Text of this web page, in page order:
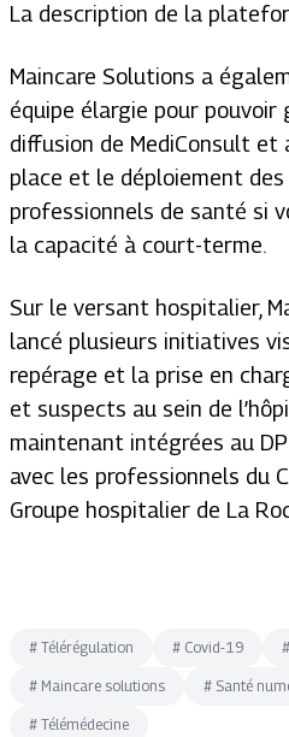
La description de la
Maincare Solutions a
équipe élargie pour pouvoir
diffusion de MediConsult et
place et le déploiement
professionnels de santé si
la capacité à court-terme.
Sur le versant hospitalier,
lancé plusieurs initiatives
repérage et la prise en
et suspects au sein de
maintenant intégrées au
avec les professionnels du
Groupe hospitalier de La
# Télérégulation # Covid-19 #
# Maincare solutions # Santé
# Télémédecine